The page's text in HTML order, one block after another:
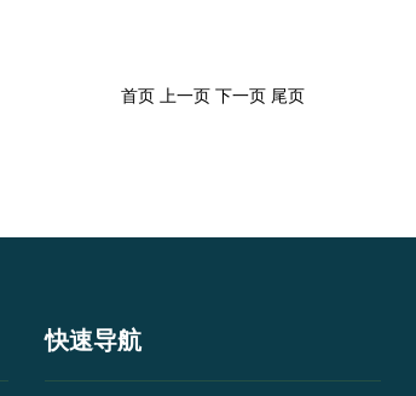
首页 上一页 下一页 尾页
快速导航